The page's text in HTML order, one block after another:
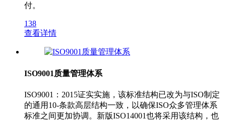
付。
138
查看详情
ISO9001质量管理体系
ISO9001：2015证实实施，该标准结构已改为与ISO制定
的通用10-条款高层结构一致，以确保ISO众多管理体系
标准之间更加协调。新版ISO14001也将采用该结构，也